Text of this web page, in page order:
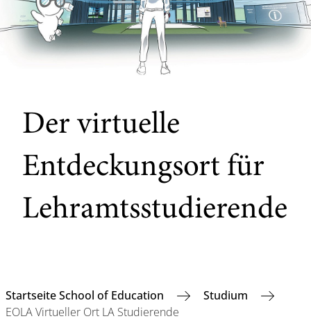
Der virtuelle
Entdeckungsort für
Lehramtsstudierende
Startseite School of Education
Studium
EOLA Virtueller Ort LA Studierende